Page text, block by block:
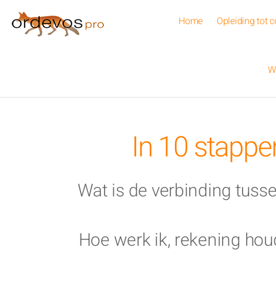
Home Opleiding tot
In 10
Wat is de verbinding
Hoe werk ik, rekening